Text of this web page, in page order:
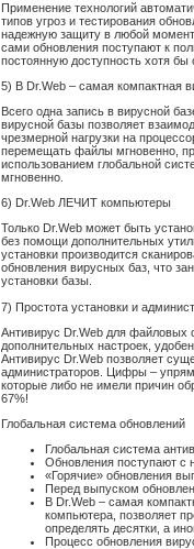
Применение технологий
типов угроз и тестирования
надежную защиту в любой
сами обновления поступают к
постоянную доступность хотя бы
5) В Dr.Web – самая компактная
Всего одна запись в вирусной
вирусной базы позволяет
чрезмерной нагрузки на
перемещать файлы мгновенно,
использованием глобальной
мгновенно.
6) Dr.Web ЛЕЧИТ компьютеры
Только Dr.Web может быть
без помощи дополнительных
установки производится
обновления вирусных баз, что
установки базы.
7) Простота установки и
Антивирус Dr.Web для файловых
дополнительных настроек,
Антивирус Dr.Web позволяет
администраторов. Цифры –
которые либо не имели причин
67%!
Глобальная система обновлений
Глобальная система
Обновления поступают с
«Горячие» обновления
Перед выпуском
В Dr.Web – самая
компьютера, позволяет
определять десятки, а
Процесс обновления